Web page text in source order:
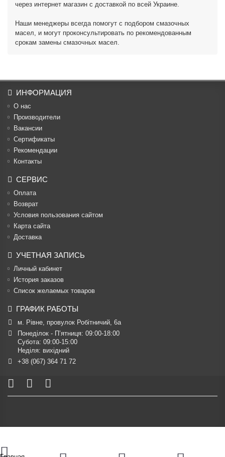
через интернет магазин с доставкой по всей Украине.
Наши менеджеры всегда помогут с подбором смазочных
масел, и могут проконсультировать по рекомендованным
срокам замены смазочных масел.
ИНФОРМАЦИЯ
О нас
Производители
Вакансии
Cертификаты
Рекомендации
Контакты
СЕРВИС
Оплата
Возврат
Условия пользования сайтом
Карта сайта
Доставка
УЧЕТНАЯ ЗАПИСЬ
Личный кабинет
История заказов
Список желаемых товаров
ГРАФИК РАБОТЫ
м. Рівне, провулок Робітничий, 6а
Понеділок - П’ятниця: 09:00-18:00
Субота: 09:00-15:00
Неділя: вихідний
+38 (067) 364 71 72